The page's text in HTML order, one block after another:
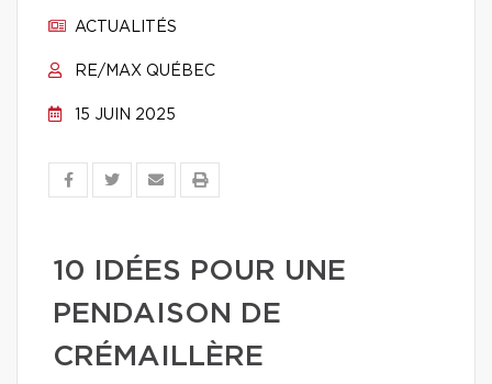
ACTUALITÉS
RE/MAX QUÉBEC
15 JUIN 2025
10 IDÉES POUR UNE
PENDAISON DE
CRÉMAILLÈRE